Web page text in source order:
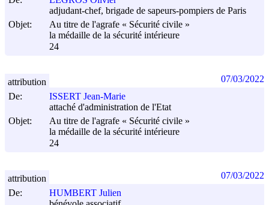
adjudant-chef, brigade de sapeurs-pompiers de Paris
Objet:
Au titre de l'agrafe « Sécurité civile »
la médaille de la sécurité intérieure
24
De:
ISSERT Jean-Marie
attaché d'administration de l'Etat
Objet:
Au titre de l'agrafe « Sécurité civile »
la médaille de la sécurité intérieure
24
attribution 07/03/2022
De:
HUMBERT Julien
attribution 07/03/2022